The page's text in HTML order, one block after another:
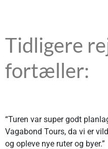
Tidligere
fortæller:
“Turen var super godt
Vagabond Tours, da vi er
og opleve nye ruter og byer.”